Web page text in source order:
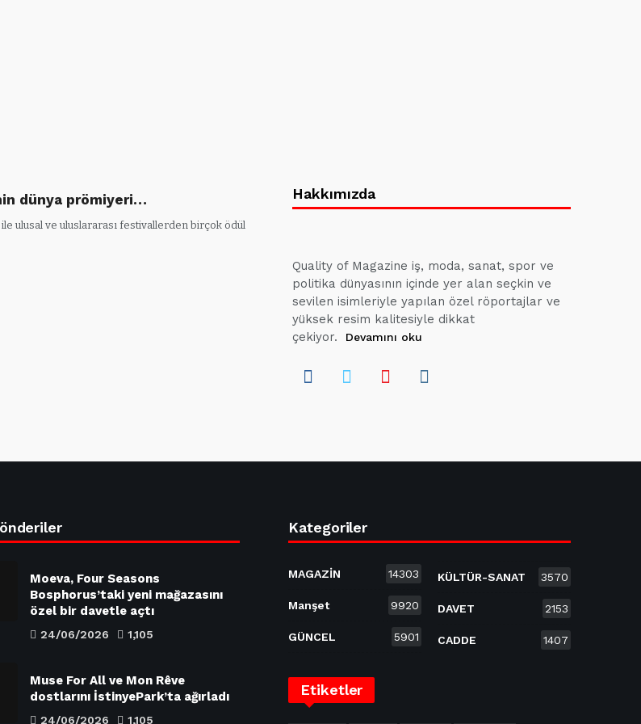
dünya prömiyeri…
ile ulusal ve uluslararası festivallerden birçok ödül
Hakkımızda
Quality of Magazine iş, moda, sanat, spor ve
politika dünyasının içinde yer alan seçkin ve
sevilen isimleriyle yapılan özel röportajlar ve
yüksek resim kalitesiyle dikkat
çekiyor.
Devamını oku
Moeva, Four Seasons
Bosphorus’taki yeni mağazasını
özel bir davetle açtı
24/06/2026 1,105
Muse For All ve Mon Rêve
dostlarını İstinyePark’ta ağırladı
24/06/2026 1,105
Kategoriler
MAGAZİN 14303
Manşet 9920
GÜNCEL 5901
KÜLTÜR-SANAT 3570
DAVET 2153
CADDE 1407
Etiketler